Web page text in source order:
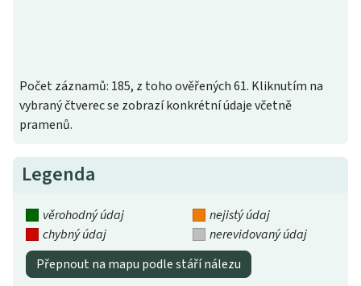
Počet záznamů: 185, z toho ověřených 61. Kliknutím na
vybraný čtverec se zobrazí konkrétní údaje včetně
pramenů.
Legenda
věrohodný údaj
nejistý údaj
chybný údaj
nerevidovaný údaj
Přepnout na mapu podle stáří nálezu